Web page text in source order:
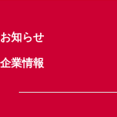
お知らせ
企業情報